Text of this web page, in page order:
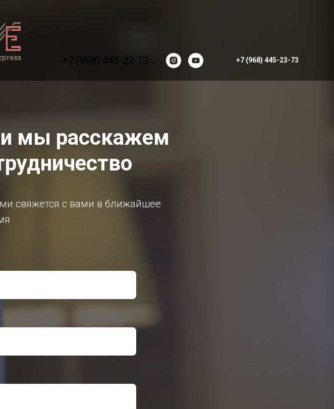
+7 (968) 445-23-73 +7 (968) 445-23-73
мы расскажем
свяжется с вами в ближайшее